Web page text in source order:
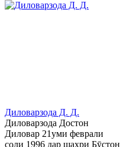
Диловарзода Д. Д.
Диловарзода Достон
Диловар 21уми феврали
соли 1996 дар шаҳри Бӯстон